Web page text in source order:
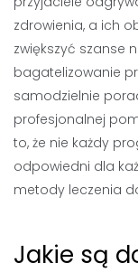
zdrowienia, a ich
zwiększyć szanse
bagatelizowanie
samodzielnie
profesjonalnej
to, że nie każdy
odpowiedni dla
metody leczenia
Jakie są